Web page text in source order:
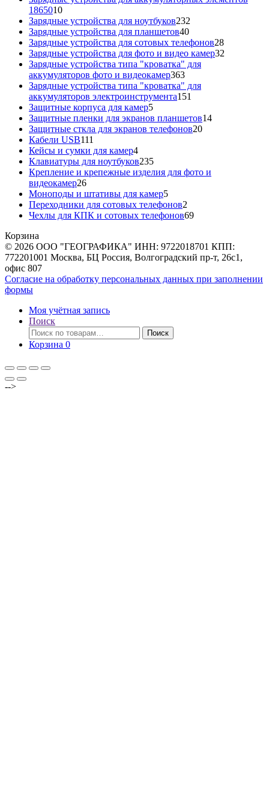
186501010
товаров
Зарядные устройства для ноутбуков232
Зарядные устройства для планшетов4040
товаров
Зарядные устройства для сотовых телефонов2828
товаров
Зарядные устройства для фото и видео камер32
Зарядные устройства типа "кроватка" для
аккумуляторов фото и видеокамер363363
товара
Зарядные устройства типа "кроватка" для
аккумуляторов электроинструмента151
Защитные корпуса для камер55
товаров
Защитные пленки для экранов планшетов1414
Защитные сткла для экранов телефонов2020
Кабели USB111
товаров
Кейсы и сумки для камер44
товара
Клавиатуры для ноутбуков235235
товаров
Крепление и крепежные изделия для фото и
видеокамер2626
товаров
Моноподы и штативы для камер55
товаров
Переходники для сотовых телефонов2
товара
Чехлы для КПК и сотовых телефонов6969
Корзина
© 2026 ООО "ГЕОГРАФИКА" ИНН: 9722018701 КПП:
772201001 Москва, БЦ Россия, Волгоградский пр-т, 26с1,
офис 807
Согласие на обработку персональных данных при заполнении
формы
Моя учётная запись
Поиск
Искать:
Поиск
Корзина 0
-->